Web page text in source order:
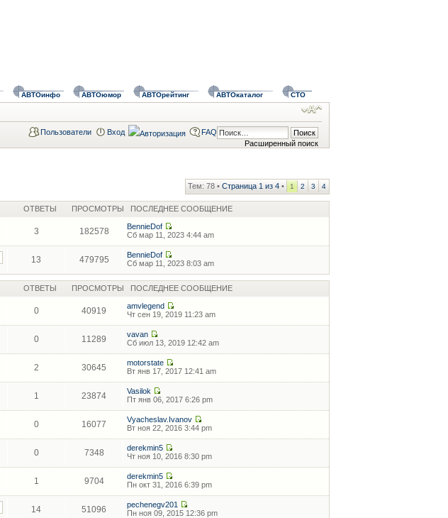
АВТОинфо АВТОюмор АВТОрейтинг АВТОкаталог СТО
Расширенный поиск
Пользователи Вход FAQ
Тем: 78 • Страница 1 из 4 • 1 2 3 4
ОТВЕТЫ ПРОСМОТРЫ ПОСЛЕДНЕЕ СООБЩЕНИЕ
3 182578
BennieDof
Сб мар 11, 2023 4:44 am
13 479795
BennieDof
Сб мар 11, 2023 8:03 am
ОТВЕТЫ ПРОСМОТРЫ ПОСЛЕДНЕЕ СООБЩЕНИЕ
0 40919
amvlegend
Чт сен 19, 2019 11:23 am
0 11289
vavan
Сб июл 13, 2019 12:42 am
2 30645
motorstate
Вт янв 17, 2017 12:41 am
1 23874
Vasilok
Пт янв 06, 2017 6:26 pm
0 16077
Vyacheslav.Ivanov
Вт ноя 22, 2016 3:44 pm
0 7348
derekmin5
Чт ноя 10, 2016 8:30 pm
1 9704
derekmin5
Пн окт 31, 2016 6:39 pm
14 51096
pechenegv201
Пн ноя 09, 2015 12:36 pm